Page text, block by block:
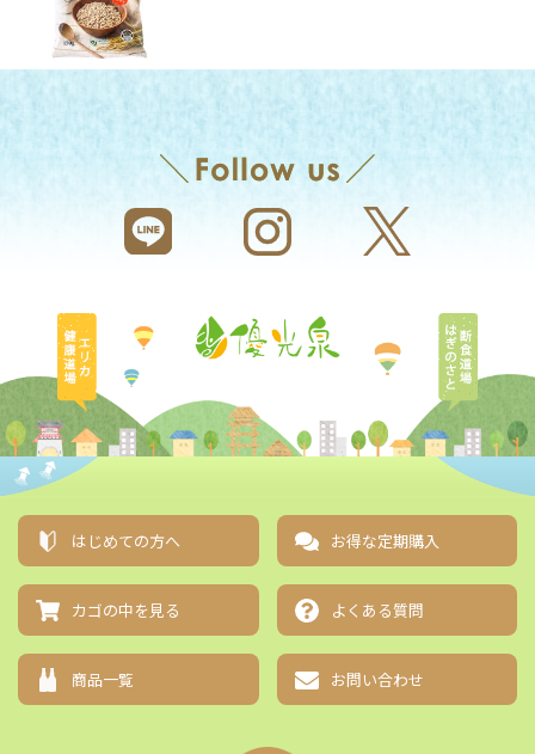
エリカ健康道場
はじめての方へ お得な定期購入
カゴの中を見る よくある質問
商品一覧 お問い合わせ